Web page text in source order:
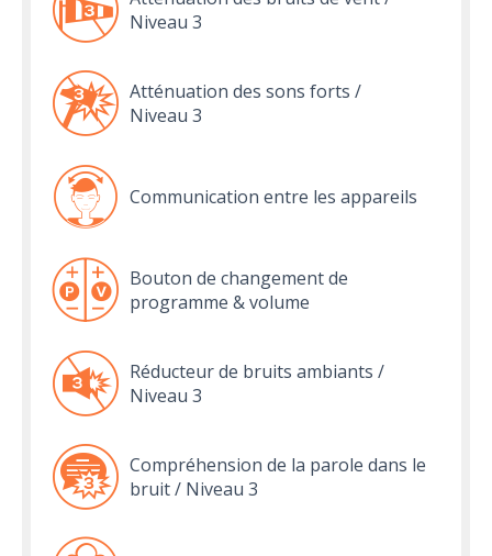
Niveau 3
Atténuation des sons forts /
Niveau 3
Communication entre les appareils
Bouton de changement de
programme & volume
Réducteur de bruits ambiants /
Niveau 3
Compréhension de la parole dans le
bruit / Niveau 3